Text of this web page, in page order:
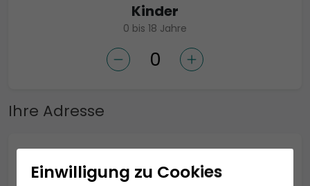
Kinder
0 bis 18 Jahre
Ihre Adresse
Einwilligung zu Cookies